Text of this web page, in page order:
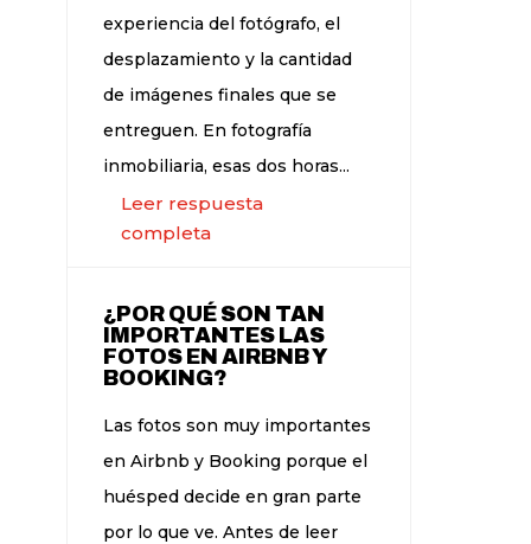
experiencia del fotógrafo, el
desplazamiento y la cantidad
de imágenes finales que se
entreguen. En fotografía
inmobiliaria, esas dos horas...
Leer respuesta
completa
¿POR QUÉ SON TAN
IMPORTANTES LAS
FOTOS EN AIRBNB Y
BOOKING?
Las fotos son muy importantes
en Airbnb y Booking porque el
huésped decide en gran parte
por lo que ve. Antes de leer